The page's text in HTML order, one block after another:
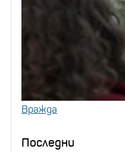
Вражда
Последни